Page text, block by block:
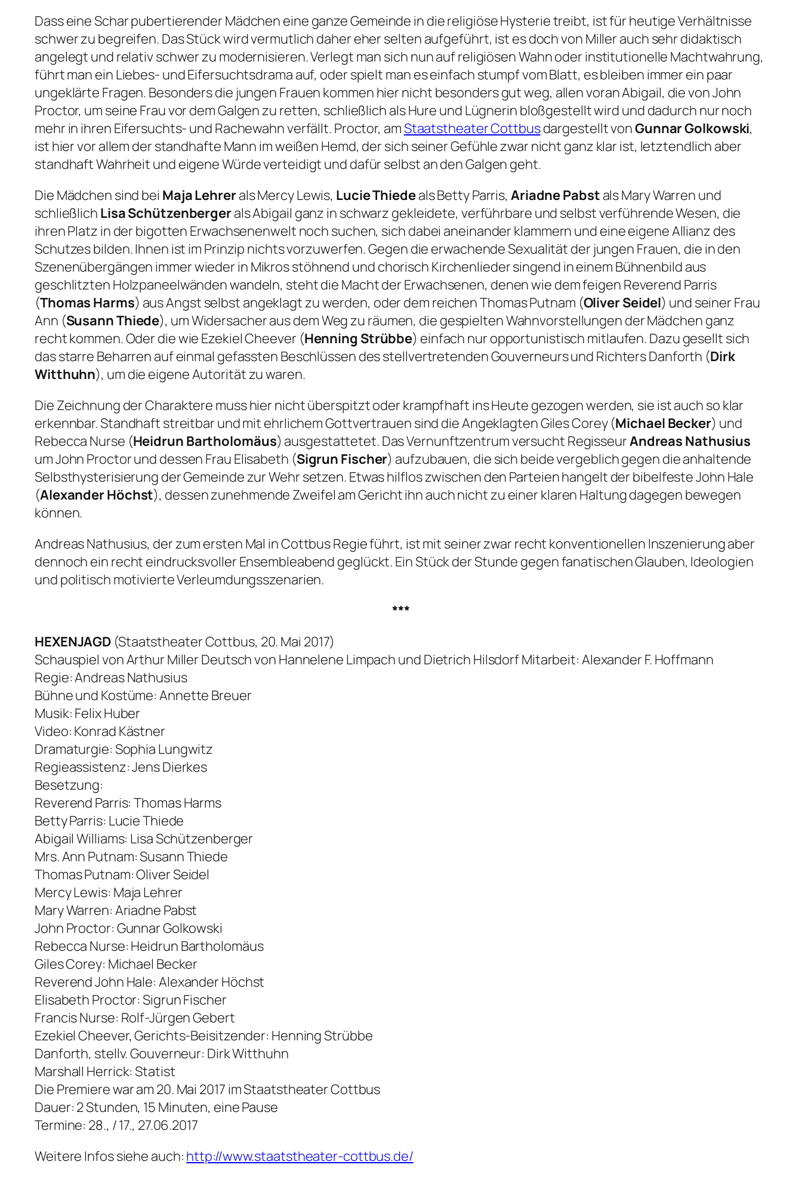
Dass eine Schar pubertierender Mädchen eine ganze Gemeinde in die religiöse Hysterie treibt, ist für heutige Verhältnisse
schwer zu begreifen. Das Stück wird vermutlich daher eher selten aufgeführt, ist es doch von Miller auch sehr didaktisch
angelegt und relativ schwer zu modernisieren. Verlegt man sich nun auf religiösen Wahn oder institutionelle Machtwahrung,
führt man ein Liebes- und Eifersuchtsdrama auf, oder spielt man es einfach stumpf vom Blatt, es bleiben immer ein paar
ungeklärte Fragen. Besonders die jungen Frauen kommen hier nicht besonders gut weg, allen voran Abigail, die von John
Proctor, um seine Frau vor dem Galgen zu retten, schließlich als Hure und Lügnerin bloßgestellt wird und dadurch nur noch
mehr in ihren Eifersuchts- und Rachewahn verfällt. Proctor, amStaatstheater Cottbusdargestellt vonGunnar Golkowski,
ist hier vor allem der standhafte Mann im weißen Hemd, der sich seiner Gefühle zwar nicht ganz klar ist, letztendlich aber
standhaft Wahrheit und eigene Würde verteidigt und dafür selbst an den Galgen geht.
Die Mädchen sind bei Maja Lehrerals Mercy Lewis, Lucie Thiedeals Betty Parris, Ariadne Pabst als Mary Warren und
schließlich Lisa Schützenbergerals Abigail ganz in schwarz gekleidete, verführbare und selbst verführende Wesen, die
ihren Platz in der bigotten Erwachsenenwelt noch suchen, sich dabei aneinander klammern und eine eigene Allianz des
Schutzes bilden. Ihnen ist im Prinzip nichts vorzuwerfen. Gegen die erwachende Sexualität der jungen Frauen, die in den
Szenenübergängen immer wieder in Mikros stöhnend und chorisch Kirchenlieder singend in einem Bühnenbild aus
geschlitzten Holzpaneelwänden wandeln, steht die Macht der Erwachsenen, denen wie dem feigen Reverend Parris
(Thomas Harms) aus Angst selbst angeklagt zu werden, oder dem reichen Thomas Putnam (Oliver Seidel) und seiner Frau
Ann (Susann Thiede), um Widersacher aus dem Weg zu räumen, die gespielten Wahnvorstellungen der Mädchen ganz
recht kommen. Oder die wie Ezekiel Cheever (Henning Strübbe) einfach nur opportunistisch mitlaufen. Dazu gesellt sich
das starre Beharren auf einmal gefassten Beschlüssen des stellvertretenden Gouverneurs und Richters Danforth (Dirk
Witthuhn), um die eigene Autorität zu waren.
Die Zeichnung der Charaktere muss hier nicht überspitzt oder krampfhaft ins Heute gezogen werden, sie ist auch so klar
erkennbar. Standhaft streitbar und mit ehrlichem Gottvertrauen sind die Angeklagten Giles Corey (Michael Becker) und
Rebecca Nurse (Heidrun Bartholomäus) ausgestattetet. Das Vernunftzentrum versucht RegisseurAndreas Nathusius
um John Proctor und dessen Frau Elisabeth (Sigrun Fischer) aufzubauen, die sich beide vergeblich gegen die anhaltende
Selbsthysterisierung der Gemeinde zur Wehr setzen. Etwas hilflos zwischen den Parteien hangelt der bibelfeste John Hale
(Alexander Höchst), dessen zunehmende Zweifel am Gericht ihn auch nicht zu einer klaren Haltung dagegen bewegen
können.
Andreas Nathusius, der zum ersten Mal in Cottbus Regie führt, ist mit seiner zwar recht konventionellen Inszenierung aber
dennoch ein recht eindrucksvoller Ensembleabend geglückt. Ein Stück der Stunde gegen fanatischen Glauben, Ideologien
und politisch motivierte Verleumdungsszenarien.
***
HEXENJAGD (Staatstheater Cottbus, 20. Mai 2017)
Schauspiel von Arthur Miller Deutsch von Hannelene Limpach und Dietrich Hilsdorf Mitarbeit: Alexander F. Hoffmann
Regie: Andreas Nathusius
Bühne und Kostüme: Annette Breuer
Musik: Felix Huber
Video: Konrad Kästner
Dramaturgie: Sophia Lungwitz
Regieassistenz: Jens Dierkes
Besetzung:
Reverend Parris: Thomas Harms
Betty Parris: Lucie Thiede
Abigail Williams: Lisa Schützenberger
Mrs. Ann Putnam: Susann Thiede
Thomas Putnam: Oliver Seidel
Mercy Lewis: Maja Lehrer
Mary Warren: Ariadne Pabst
John Proctor: Gunnar Golkowski
Rebecca Nurse: Heidrun Bartholomäus
Giles Corey: Michael Becker
Reverend John Hale: Alexander Höchst
Elisabeth Proctor: Sigrun Fischer
Francis Nurse: Rolf-Jürgen Gebert
Ezekiel Cheever, Gerichts-Beisitzender: Henning Strübbe
Danforth, stellv. Gouverneur: Dirk Witthuhn
Marshall Herrick: Statist
Die Premiere war am 20. Mai 2017 im Staatstheater Cottbus
Dauer: 2 Stunden, 15 Minuten, eine Pause
Termine: 28., / 17., 27.06.2017
Weitere Infos siehe auch: http://www.staatstheater-cottbus.de/